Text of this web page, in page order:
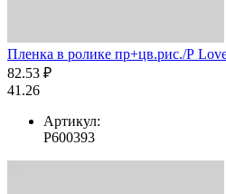
Пленка в ролике пр+цв.рис./Р
82.53 ₽
41.26
Артикул:
Р600393